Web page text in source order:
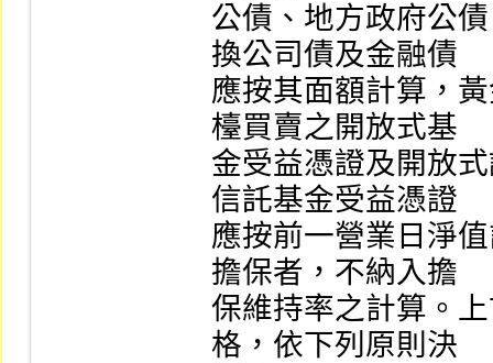
公債、地方政府公
換公司債及金融債
應按其面額計算，
檯買賣之開放式基
金受益憑證及開放
信託基金受益憑證
應按前一營業日淨
擔保者，不納入擔
保維持率之計算。
格，依下列原則決